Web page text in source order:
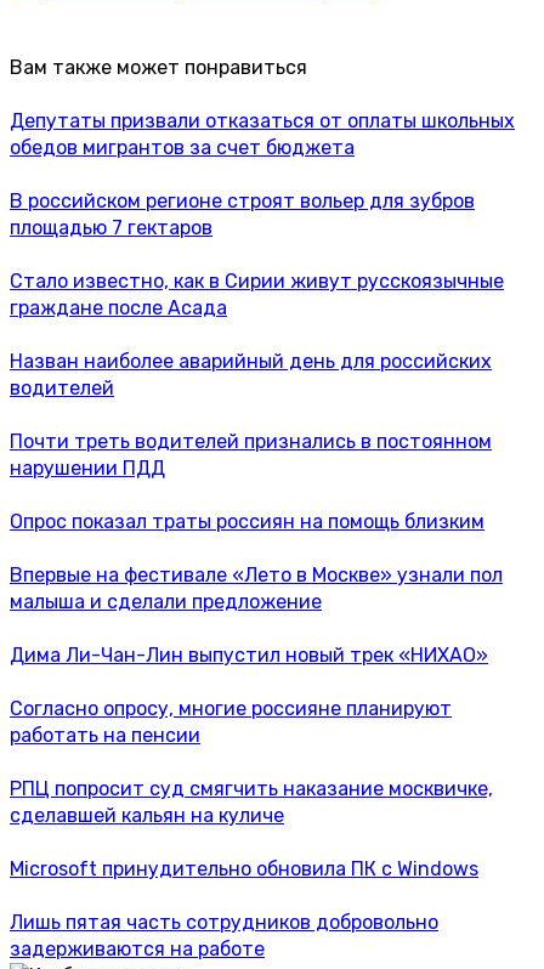
Вам также может понравиться
Депутаты призвали отказаться от оплаты школьных
обедов мигрантов за счет бюджета
В российском регионе строят вольер для зубров
площадью 7 гектаров
Стало известно, как в Сирии живут русскоязычные
граждане после Асада
Назван наиболее аварийный день для российских
водителей
Почти треть водителей признались в постоянном
нарушении ПДД
Опрос показал траты россиян на помощь близким
Впервые на фестивале «Лето в Москве» узнали пол
малыша и сделали предложение
Дима Ли-Чан-Лин выпустил новый трек «НИХАО»
Согласно опросу, многие россияне планируют
работать на пенсии
РПЦ попросит суд смягчить наказание москвичке,
сделавшей кальян на куличе
Microsoft принудительно обновила ПК с Windows
Лишь пятая часть сотрудников добровольно
задерживаются на работе